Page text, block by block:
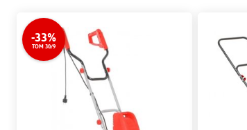
-33%
TOM 30/9